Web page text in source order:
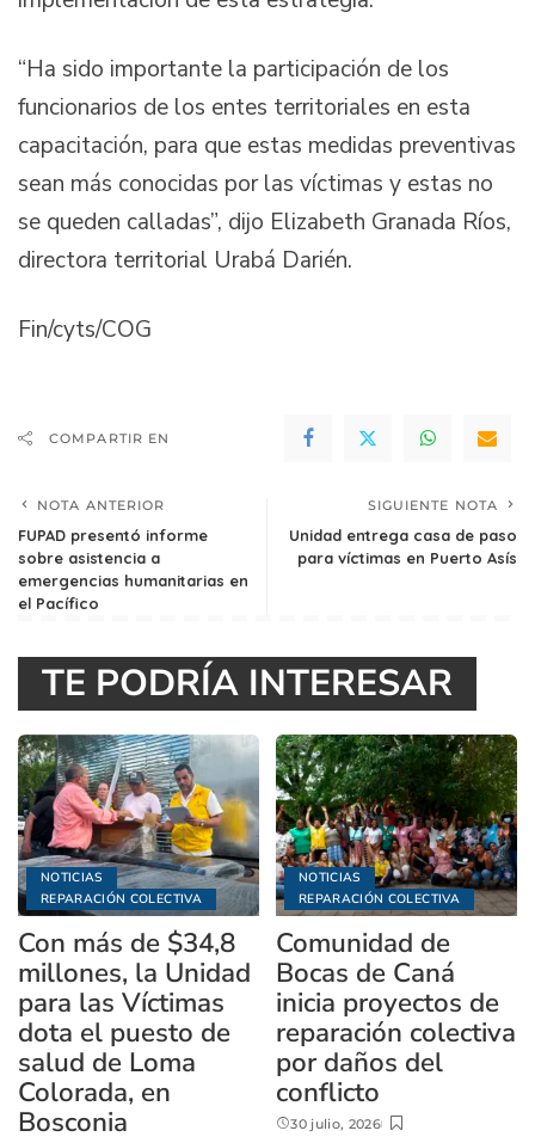
“Ha sido importante la participación de los
funcionarios de los entes territoriales en esta
capacitación, para que estas medidas preventivas
sean más conocidas por las víctimas y estas no
se queden calladas”, dijo Elizabeth Granada Ríos,
directora territorial Urabá Darién.
Fin/cyts/COG
COMPARTIR EN
NOTA ANTERIOR
FUPAD presentó informe
sobre asistencia a
emergencias humanitarias en
el Pacífico
SIGUIENTE NOTA
Unidad entrega casa de paso
para víctimas en Puerto Asís
TE PODRÍA INTERESAR
NOTICIAS
REPARACIÓN COLECTIVA
Con más de $34,8
millones, la Unidad
para las Víctimas
dota el puesto de
salud de Loma
Colorada, en
Bosconia
NOTICIAS
REPARACIÓN COLECTIVA
Comunidad de
Bocas de Caná
inicia proyectos de
reparación colectiva
por daños del
conflicto
30 julio, 2026